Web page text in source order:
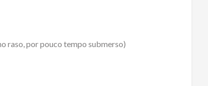
raso, por pouco tempo submerso)